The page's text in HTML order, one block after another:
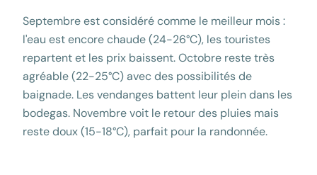
Septembre est considéré comme le meilleur mois :
l'eau est encore chaude (24-26°C), les touristes
repartent et les prix baissent. Octobre reste très
agréable (22-25°C) avec des possibilités de
baignade. Les vendanges battent leur plein dans les
bodegas. Novembre voit le retour des pluies mais
reste doux (15-18°C), parfait pour la randonnée.